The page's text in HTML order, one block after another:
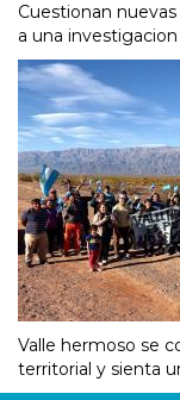
Cuestionan
a una
Valle hermoso se
territorial y sienta